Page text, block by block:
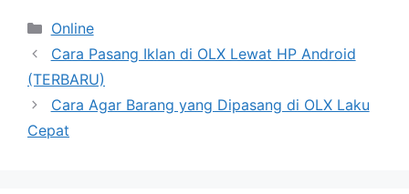
Categories
Online
Cara Pasang Iklan di OLX Lewat HP Android
(TERBARU)
Cara Agar Barang yang Dipasang di OLX Laku
Cepat